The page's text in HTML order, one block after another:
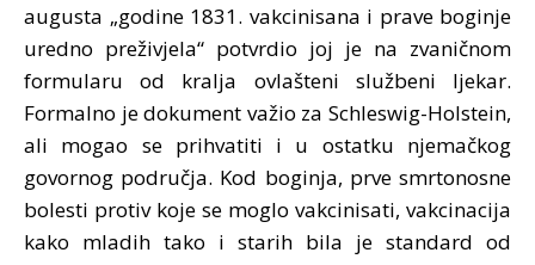
augusta „godine 1831. vakcinisana i prave boginje
uredno preživjela“ potvrdio joj je na zvaničnom
formularu od kralja ovlašteni službeni ljekar.
Formalno je dokument važio za Schleswig-Holstein,
ali mogao se prihvatiti i u ostatku njemačkog
govornog područja. Kod boginja, prve smrtonosne
bolesti protiv koje se moglo vakcinisati, vakcinacija
kako mladih tako i starih bila je standard od